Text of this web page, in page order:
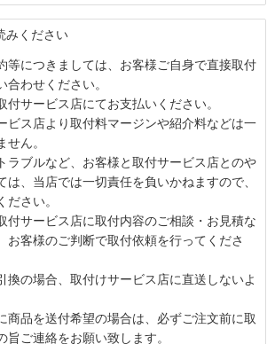
みください
等につきましては、お客様ご自身で直接取付
わせください。
付サービス店にてお支払いください。
ビス店より取付料マージンや紹介料などは一
ん。
ラブルなど、お客様と取付サービス店とのや
は、当店では一切責任を負いかねますので、
ださい。
付サービス店に取付内容のご相談・お見積な
お客様のご判断で取付依頼を行ってくださ
換の場合、取付けサービス店に直送しないよ
商品を送付希望の場合は、必ずご注文前に取
旨ご連絡をお願い致します。